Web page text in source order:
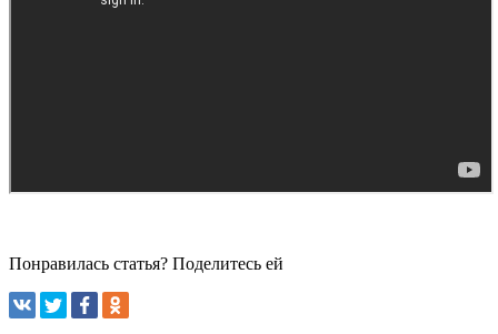
Понравилась статья? Поделитесь ей